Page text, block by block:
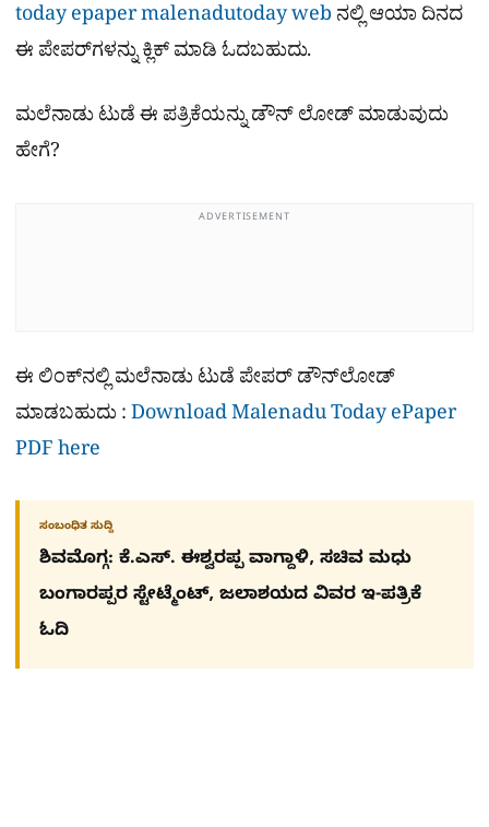
today epapermalenadutoday web ನಲ್ಲಿ ಆಯಾ ದಿನದ
ಈ ಪೇಪರ್​ಗಳನ್ನು ಕ್ಲಿಕ್ ಮಾಡಿ ಓದಬಹುದು.
ಮಲೆನಾಡು ಟುಡೆ ಈ ಪತ್ರಿಕೆಯನ್ನು ಡೌನ್​ ಲೋಡ್ ಮಾಡುವುದು
ಹೇಗೆ?
ADVERTISEMENT
ಈ ಲಿಂಕ್​ನಲ್ಲಿ ಮಲೆನಾಡು ಟುಡೆ ಪೇಪರ್ ಡೌನ್​ಲೋಡ್
ಮಾಡಬಹುದು :Download Malenadu Today ePaper
PDF here
ಸಂಬಂಧಿತ ಸುದ್ದಿ
ಶಿವಮೊಗ್ಗ: ಕೆ.ಎಸ್. ಈಶ್ವರಪ್ಪ ವಾಗ್ದಾಳಿ, ಸಚಿವ ಮಧು
ಬಂಗಾರಪ್ಪರ ಸ್ಟೇಟ್ಮೆಂಟ್, ಜಲಾಶಯದ ವಿವರ ಇ-ಪತ್ರಿಕೆ
ಓದಿ